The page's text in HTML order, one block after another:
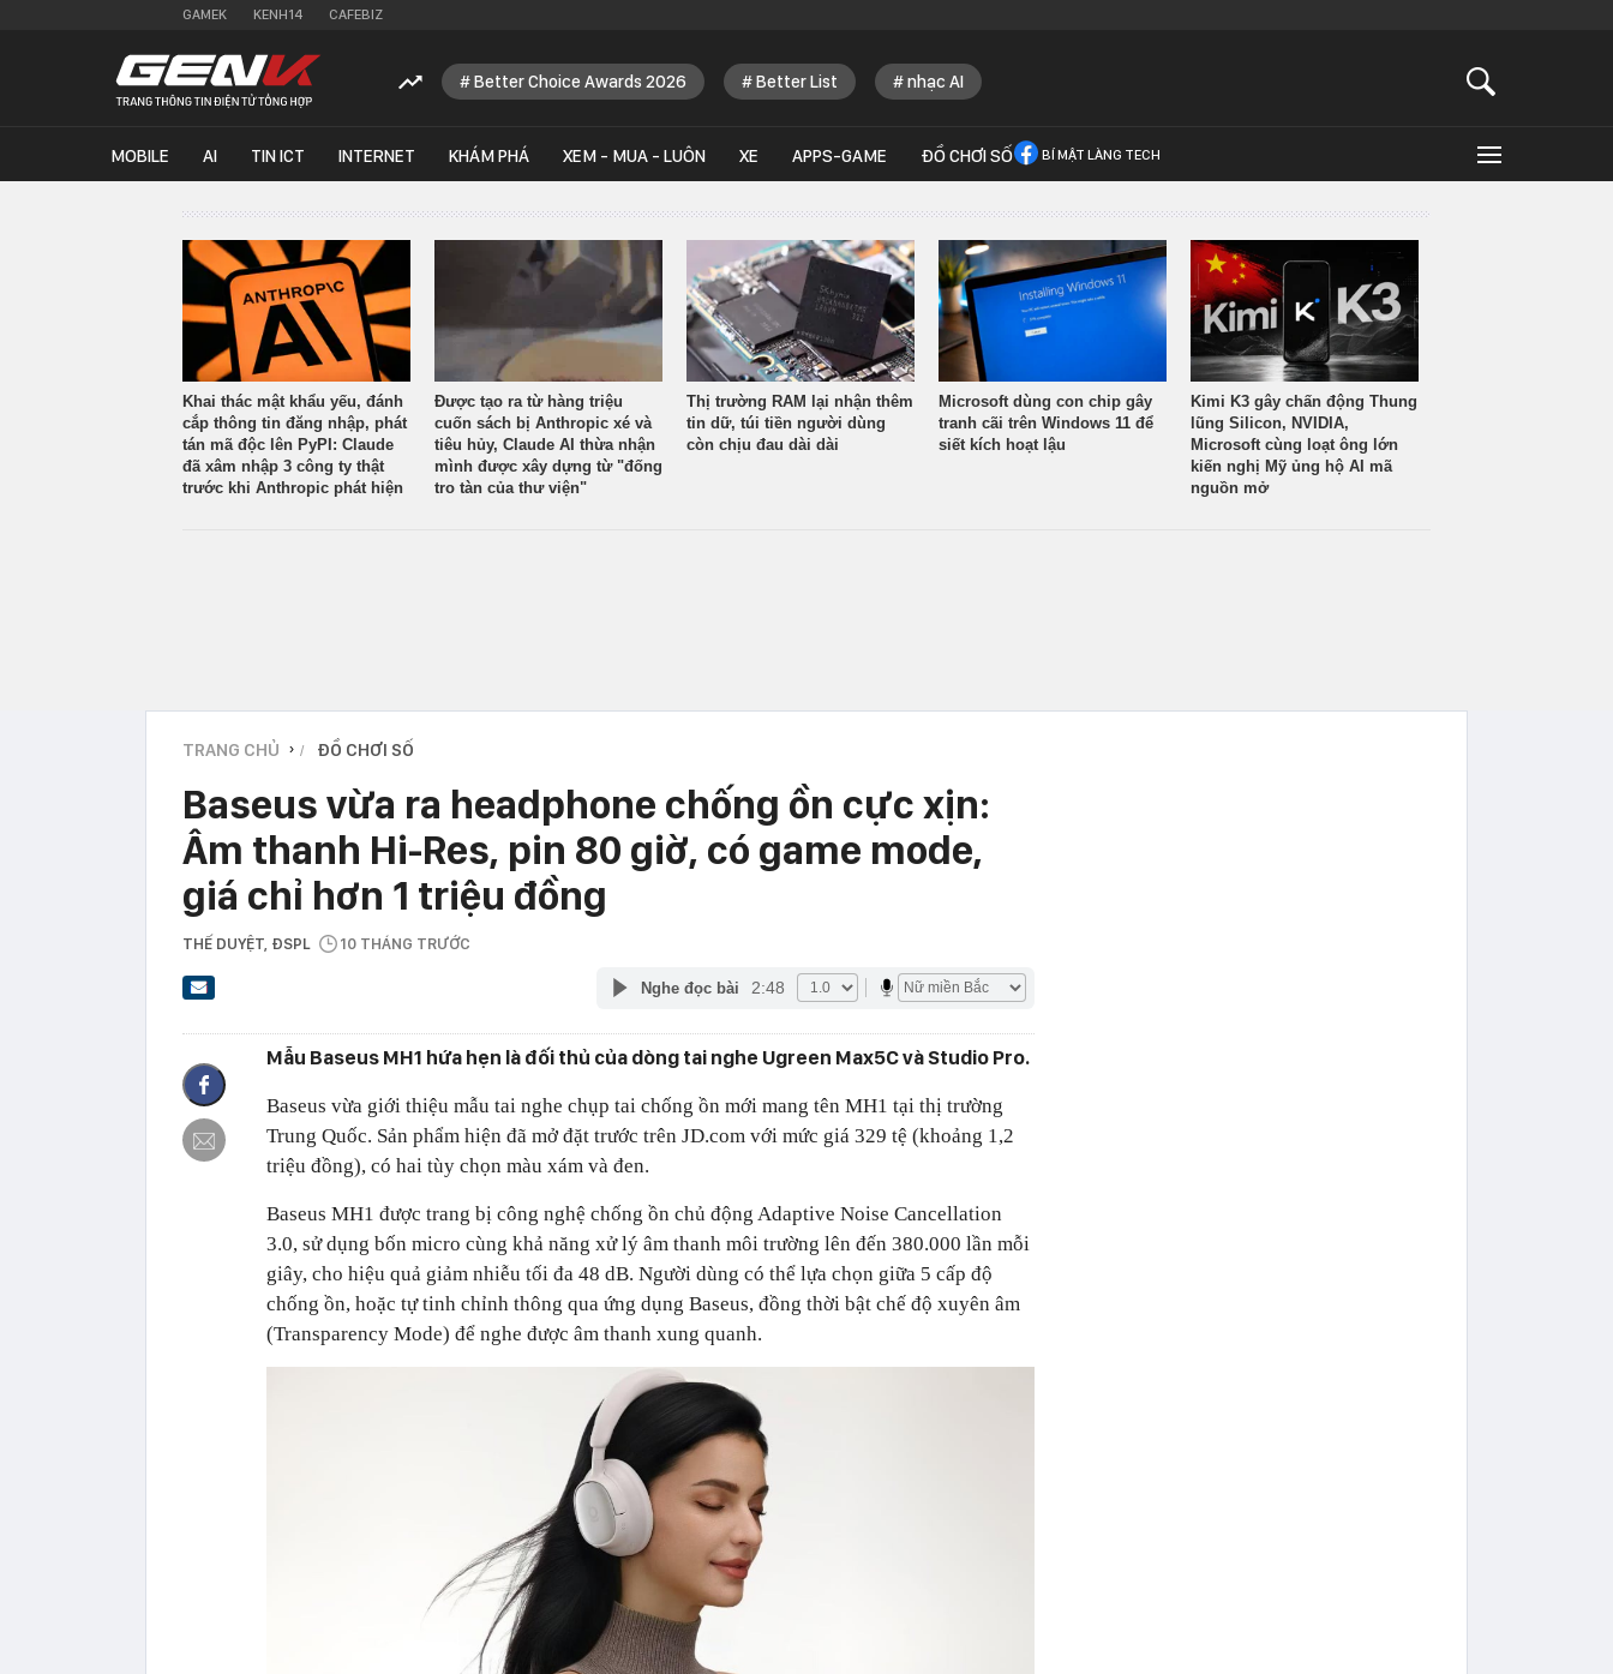
GAMEK KENH14 CAFEBIZ
Better Choice Awards 2026 Better List nhạc AI
MOBILE AI TIN ICT INTERNET KHÁM PHÁ XEM - MUA - LUÔN XE APPS-GAME ĐỒ CHƠI SỐ BÍ MẬT LÀNG TECH
Khai thác mật khẩu yếu, đánh
cắp thông tin đăng nhập, phát
tán mã độc lên PyPI: Claude
đã xâm nhập 3 công ty thật
trước khi Anthropic phát hiện
Được tạo ra từ hàng triệu
cuốn sách bị Anthropic xé và
tiêu hủy, Claude AI thừa nhận
mình được xây dựng từ "đống
tro tàn của thư viện"
Thị trường RAM lại nhận thêm
tin dữ, túi tiền người dùng
còn chịu đau dài dài
Microsoft dùng con chip gây
tranh cãi trên Windows 11 để
siết kích hoạt lậu
Kimi K3 gây chấn động Thung
lũng Silicon, NVIDIA,
Microsoft cùng loạt ông lớn
kiến nghị Mỹ ủng hộ AI mã
nguồn mở
TRANG CHỦ › ĐỒ CHƠI SỐ
Baseus vừa ra headphone chống ồn cực xịn:
Âm thanh Hi-Res, pin 80 giờ, có game mode,
giá chỉ hơn 1 triệu đồng
THẾ DUYỆT , ĐSPL 10 THÁNG TRƯỚC
Nghe đọc bài 2:48
Mẫu Baseus MH1 hứa hẹn là đối thủ của dòng tai nghe Ugreen Max5C và Studio Pro.
Baseus vừa giới thiệu mẫu tai nghe chụp tai chống ồn mới mang tên MH1 tại thị trường
Trung Quốc. Sản phẩm hiện đã mở đặt trước trên JD.com với mức giá 329 tệ (khoảng 1,2
triệu đồng), có hai tùy chọn màu xám và đen.
Baseus MH1 được trang bị công nghệ chống ồn chủ động Adaptive Noise Cancellation
3.0, sử dụng bốn micro cùng khả năng xử lý âm thanh môi trường lên đến 380.000 lần mỗi
giây, cho hiệu quả giảm nhiễu tối đa 48 dB. Người dùng có thể lựa chọn giữa 5 cấp độ
chống ồn, hoặc tự tinh chỉnh thông qua ứng dụng Baseus, đồng thời bật chế độ xuyên âm
(Transparency Mode) để nghe được âm thanh xung quanh.